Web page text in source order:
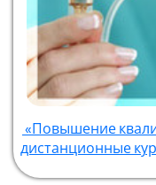
«Повышение
дистанционные